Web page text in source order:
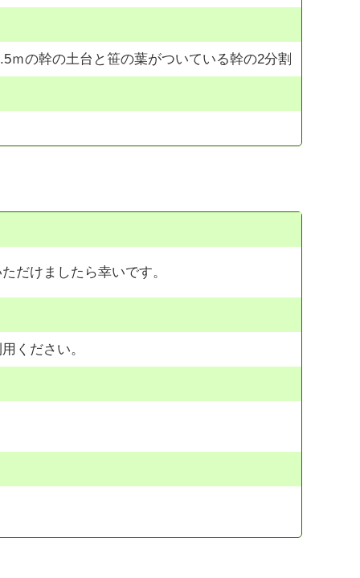
の幹の土台と笹の葉がついている幹の2分割
だけましたら幸いです。
ください。